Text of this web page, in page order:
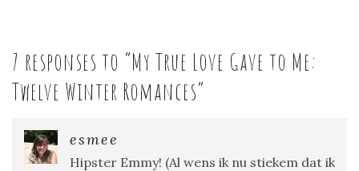
7 responses to “My True Love Gave to Me:
Twelve Winter Romances”
esmee
Hipster Emmy! (Al wens ik nu stiekem dat ik